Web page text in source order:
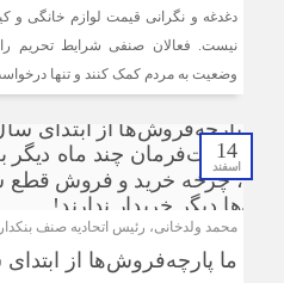
دغدغه و نگرانی قیمت لوازم خانگی و
نیست. فعالان صنفی شرایط تحریم
وضعیت به مردم کمک کنند و تنها
14
اسفند
محمد ولدخانی، رئیس اتحادیه صنف
ما پارچه‌فروش‌ها از ابتدای